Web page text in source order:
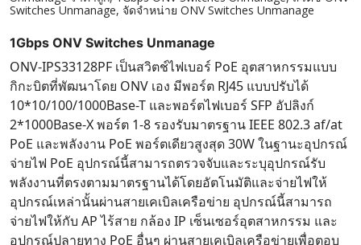
Search
Recent Search
Hot Search
Switches Unmanage, จัดจำหน่าย ONV Switches Unmanage
1Gbps ONV Switches Unmanage
ONV-IPS33128PF เป็นสวิตช์ไฟเบอร์ PoE อุตสาหกรรมแบบ
กิกะบิตที่พัฒนาโดย ONV เอง มีพอร์ต RJ45 แบบปรับได้
10*10/100/1000Base-T และพอร์ตไฟเบอร์ SFP อัปลิงก์
2*1000Base-X พอร์ต 1-8 รองรับมาตรฐาน IEEE 802.3 af/at
PoE และพลังงาน PoE พอร์ตเดียวสูงสุด 30W ในฐานะอุปกรณ์
จ่ายไฟ PoE อุปกรณ์นี้สามารถตรวจจับและระบุอุปกรณ์รับ
พลังงานที่ตรงตามมาตรฐานได้โดยอัตโนมัติและจ่ายไฟให้
อุปกรณ์เหล่านั้นผ่านสายเคเบิลเครือข่าย อุปกรณ์นี้สามารถ
จ่ายไฟให้กับ AP ไร้สาย กล้อง IP เซ็นเซอร์อุตสาหกรรม และ
อุปกรณ์ปลายทาง PoE อื่นๆ ผ่านสายเคเบิลเครือข่ายเพื่อตอบ